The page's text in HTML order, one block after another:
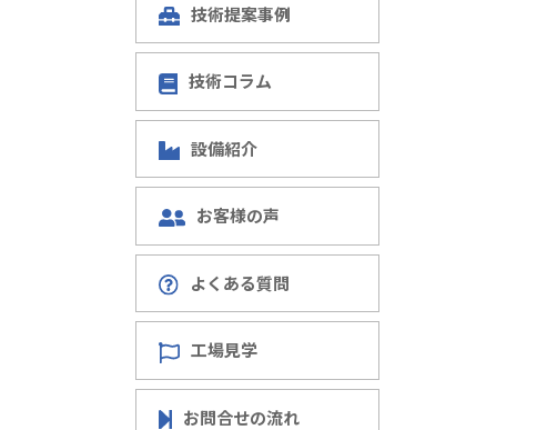
技術提案事例
技術コラム
設備紹介
お客様の声
よくある質問
工場見学
お問合せの流れ